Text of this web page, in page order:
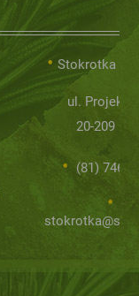
Stokrotka
ul.
20-209
(81) 746